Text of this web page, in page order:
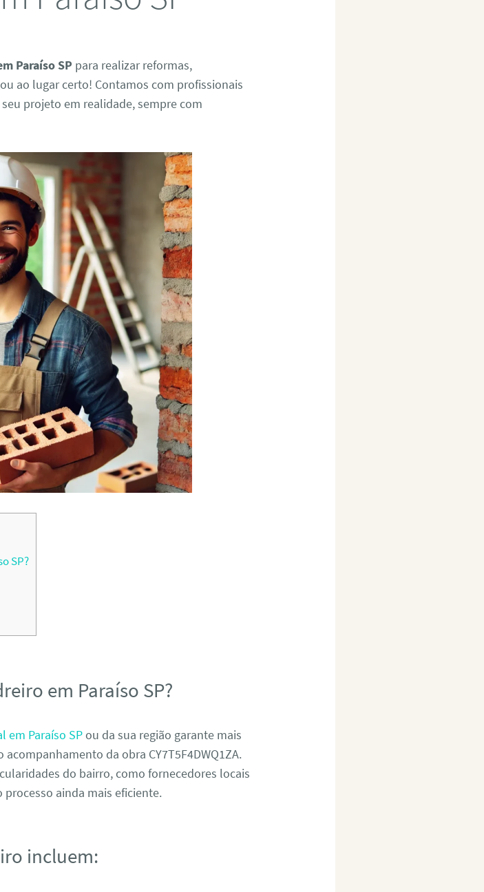
Paraíso SP para realizar reformas,
ao lugar certo! Contamos com profissionais
projeto em realidade, sempre com
SP?
em Paraíso SP?
em Paraíso SPou da sua região garante mais
da obra CY7T5F4DWQ1ZA.
do bairro, como fornecedores locais
ainda mais eficiente.
incluem: